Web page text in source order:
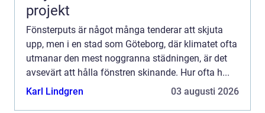
projekt
Fönsterputs är något många tenderar att skjuta
upp, men i en stad som Göteborg, där klimatet ofta
utmanar den mest noggranna städningen, är det
avsevärt att hålla fönstren skinande. Hur ofta h...
Karl Lindgren
03 augusti 2026